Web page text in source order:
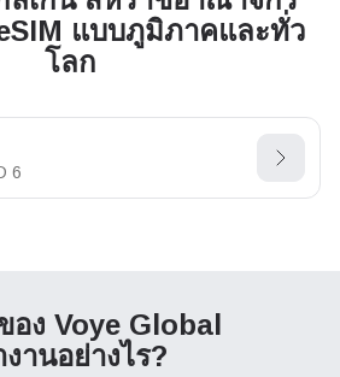
แบบภูมิภาคและทั่ว
โลก
6
อง Voye Global
านอย่างไร?